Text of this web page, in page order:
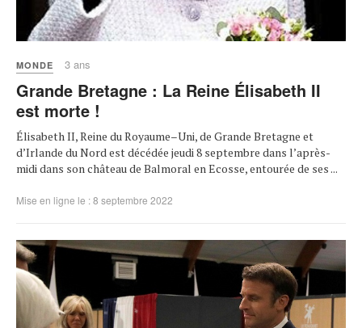
MONDE 3 ans
Grande Bretagne : La Reine Élisabeth II
est morte !
Élisabeth II, Reine du Royaume–Uni, de Grande Bretagne et
d’Irlande du Nord est décédée jeudi 8 septembre dans l’après-
midi dans son château de Balmoral en Ecosse, entourée de ses ...
Mise en ligne le : 8 septembre 2022